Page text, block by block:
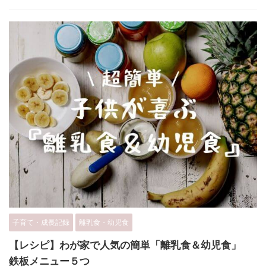
子育て・成長記録 離乳食・幼児食
【レシピ】わが家で人気の簡単「離乳食＆幼児食」
鉄板メニュー５つ